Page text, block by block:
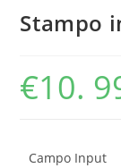
Stampo
€10.
Campo Input